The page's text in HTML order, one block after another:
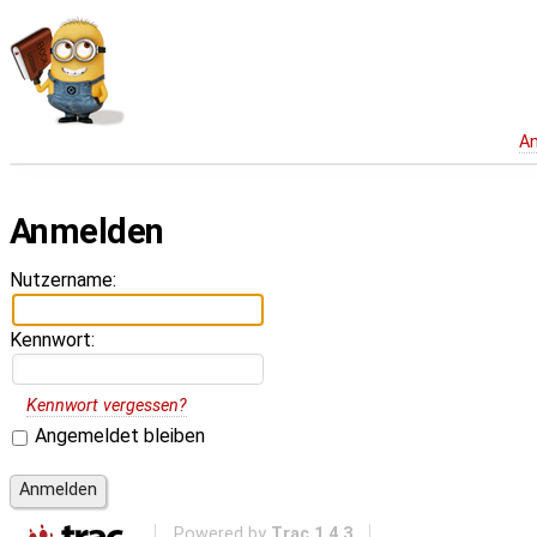
Anmelden
Nutzername:
Kennwort:
Kennwort vergessen?
Angemeldet bleiben